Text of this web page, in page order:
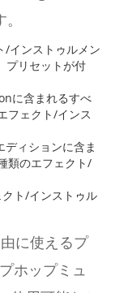
インストゥルメン
プリセットが付
に含まれるすべ
フェクト/インス
ィションに含ま
類のエフェクト/
ト/インストゥル
に使えるプ
ホップミュ